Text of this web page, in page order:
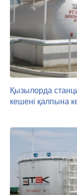
Қызылорда
кешені қалпына